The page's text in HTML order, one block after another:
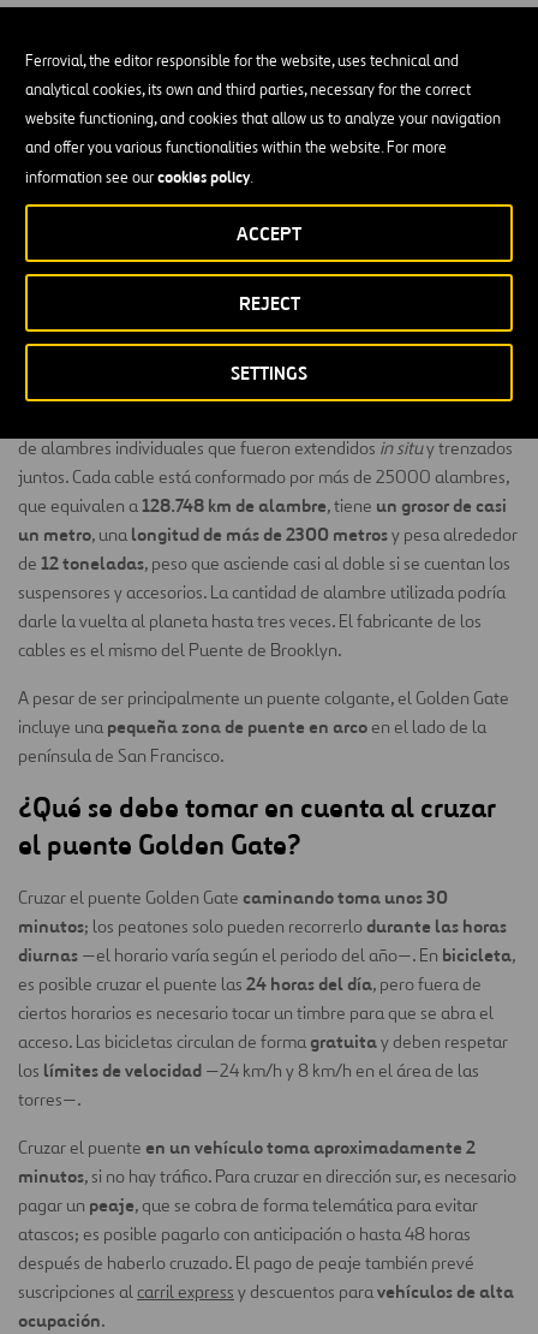
Ferrovial, the editor responsible for the website, uses technical and
analytical cookies, its own and third parties, necessary for the correct
website functioning, and cookies that allow us to analyze your navigation
and offer you various functionalities within the website. For more
information see ourcookies policy.
SETTINGS
REJECT
ACCEPT
¿Cuánto mide el puente Golden Gate?
El puente tiene unalongitud total de 2737 metros, de los cuales
la parte colgante corresponde a 1970 metros. Su vano mayor —es
decir, la mayor distancia entre apoyos estructurales— es de 1280
dos torres de 227 metros
El Golden Gate tiene27 metros de anchoy 67 metros de gálibo —
la distancia que hay entre la parte baja de la estructura del puente
y la media del nivel del agua—.
de alambres individuales que fueron extendidos in situy trenzados
juntos. Cada cable está conformado por más de 25000 alambres,
que equivalen a 128.748 km de alambre, tiene un grosor de casi
un metro, una longitud de más de 2300 metrosy pesa alrededor
de 12 toneladas, peso que asciende casi al doble si se cuentan los
suspensores y accesorios. La cantidad de alambre utilizada podría
darle la vuelta al planeta hasta tres veces. El fabricante de los
cables es el mismo del Puente de Brooklyn.
A pesar de ser principalmente un puente colgante, el Golden Gate
incluye una pequeña zona de puente en arco en el lado de la
península de San Francisco.
¿Qué se debe tomar en cuenta al cruzar
el puente Golden Gate?
Cruzar el puente Golden Gate caminando toma unos 30
minutos; los peatones solo pueden recorrerlodurante las horas
diurnas —el horario varía según el periodo del año—. En bicicleta,
es posible cruzar el puente las 24 horas del día, pero fuera de
ciertos horarios es necesario tocar un timbre para que se abra el
acceso. Las bicicletas circulan de forma gratuitay deben respetar
los límites de velocidad —24 km/h y 8 km/h en el área de las
torres—.
Cruzar el puente en un vehículo toma aproximadamente 2
minutos, si no hay tráfico. Para cruzar en dirección sur, es necesario
pagar un peaje, que se cobra de forma telemática para evitar
atascos; es posible pagarlo con anticipación o hasta 48 horas
después de haberlo cruzado. El pago de peaje también prevé
suscripciones alcarril express y descuentos paravehículos de alta
ocupación.